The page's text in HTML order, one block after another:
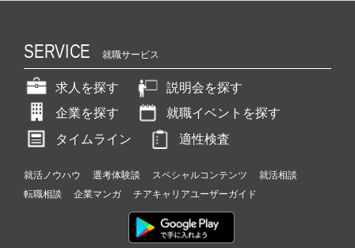
SERVICE 就職サービス
求人を探す
説明会を探す
企業を探す
就職イベントを探す
タイムライン
適性検査
就活ノウハウ 選考体験談 スペシャルコンテンツ
就活相談
転職相談
企業マンガ チアキャリアユーザーガイド